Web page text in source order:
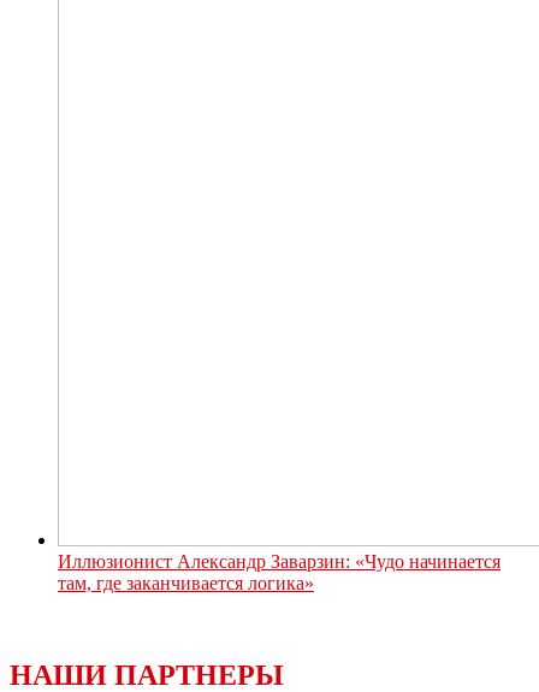
Иллюзионист Александр Заварзин: «Чудо начинается
там, где заканчивается логика»
НАШИ ПАРТНЕРЫ